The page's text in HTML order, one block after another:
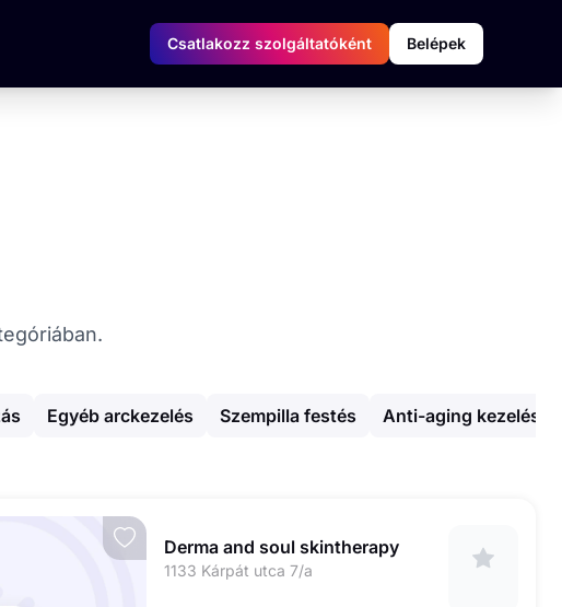
Csatlakozz szolgáltatóként Belépek
Egyéb arckezelés Szempilla festés Anti-aging kezelés
Derma and soul skintherapy
1133 Kárpát utca 7/a